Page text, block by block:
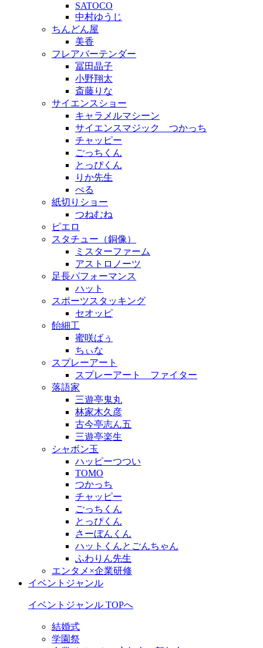
SATOCO
中村ゆうじ
ちんどん屋
美香
フレアバーテンダー
冨田晶子
小野翔太
斎藤りな
サイエンスショー
キャラメルマシーン
サイエンスマジック つかっち
チャッピー
ごっちくん
とっぴくん
りか先生
ぺる
紙切りショー
つねむね
ピエロ
スタチュー（銅像）
ミスターファーム
アストロノーツ
足長パフォーマンス
ハット
スポーツスタッキング
セオッピ
飴細工
蜜咲ばぅ
ちぃな
スプレーアート
スプレーアート ファイター
落語家
三遊亭鬼丸
林家木久彦
古今亭志ん五
三遊亭楽生
シャボン玉
ハッピーつつい
TOMO
つかっち
チャッピー
ごっちくん
とっぴくん
さーぼんくん
ハットくんとごんちゃん
ふわりん先生
エンタメ×企業研修
イベントジャンル
イベントジャンル TOPへ
結婚式
学園祭